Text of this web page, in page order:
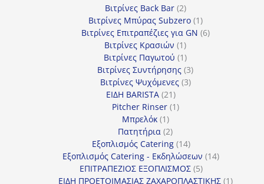
προϊόντα
Βιτρίνες Back Bar 22
προϊόντα
Βιτρίνες Mπύρας Subzero 11
προϊόν
Βιτρίνες Επιτραπέζιες για GN 66
Βιτρίνες Κρασιών 11
προϊόν
Βιτρίνες Παγωτού 11
προϊόν
Βιτρίνες Συντήρησης 33
προϊόντα
Βιτρίνες Ψυχόμενες 33
ΕΙΔΗ BARISTA 2121
προϊόντα
Pitcher Rinser 11
Μπρελόκ 11
προϊόν
Πατητήρια 22
προϊόντα
Εξοπλισμός Catering 1414
προϊόντα
Εξοπλισμός Catering - Εκδηλώσεων 1414
ΕΠΙΤΡΑΠΕΖΙΟΣ ΕΞΟΠΛΙΣΜΟΣ 55
προϊόντα
ΕΙΔΗ ΠΡΟΕΤΟΙΜΑΣΙΑΣ ΖΑΧΑΡΟΠΛΑΣΤΙΚΗΣ 11